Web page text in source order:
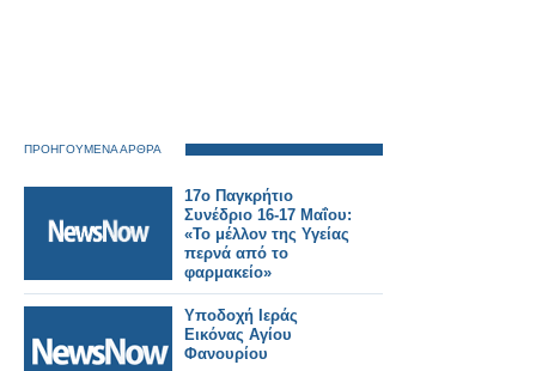
ΠΡΟΗΓΟΥΜΕΝΑ ΑΡΘΡΑ
17o Παγκρήτιο
Συνέδριο 16-17 Μαΐου:
«Το μέλλον της Υγείας
περνά από το
φαρμακείο»
Υποδοχή Ιεράς
Εικόνας Αγίου
Φανουρίου